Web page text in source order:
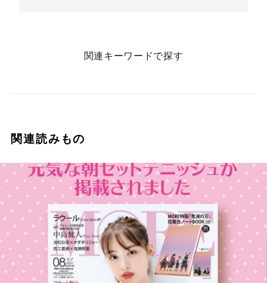
10日間は美味しく楽しめます！
関連キーワードで探す
関連読みもの